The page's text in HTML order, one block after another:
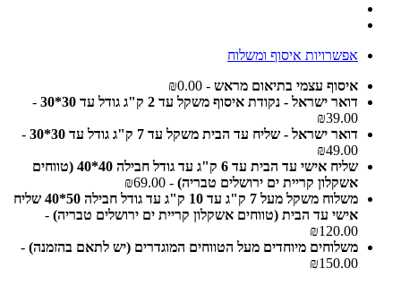
אפשרויות איסוף ומשלוח
איסוף עצמי בתיאום מראש - ₪0.00
דואר ישראל - נקודת איסוף משקל עד 2 ק"ג גודל עד 30*30
-
₪39.00
דואר ישראל - שליח עד הבית משקל עד 7 ק"ג גודל עד 30*30
-
₪49.00
שליח אישי עד הבית עד 6 ק"ג עד גודל חבילה 40*40 (טווחים
אשקלון קריית ים ירושלים טבריה) - ₪69.00
משלוח משקל מעל 7 ק"ג עד 10 ק"ג עד גודל חבילה 50*40 שליח
אישי עד הבית (טווחים אשקלון קריית ים ירושלים טבריה) -
₪120.00
משלוחים מיוחדים מעל הטווחים המוגדרים (יש לתאם בהזמנה) -
₪150.00